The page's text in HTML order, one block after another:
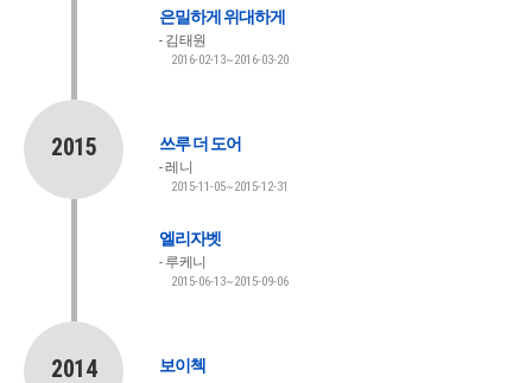
은밀하게 위대하게
김태원
2016-02-13~2016-03-20
2015 쓰루 더 도어
레니
2015-11-05~2015-12-31
엘리자벳
루케니
2015-06-13~2015-09-06
2014 보이첵